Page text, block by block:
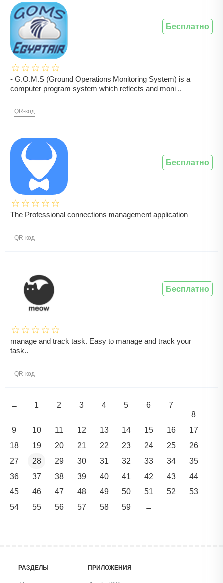
- G.O.M.S (Ground Operations Monitoring System) is a
computer program system which reflects and moni ..
QR-код
Бесплатно
The Professional connections management application
QR-код
Бесплатно
manage and track task. Easy to manage and track your
task..
QR-код
Бесплатно
← 1 2 3 4 5 6
7
8
9
10 11 12 13 14 15 16
17
18
19 20 21 22 23 24 25
26
27
28 29 30 31 32 33 34
35
36
37 38 39 40 41 42 43
44
45
46 47 48 49 50 51 52
53
54
55 56 57 58 59 →
РАЗДЕЛЫ ПРИЛОЖЕНИЯ